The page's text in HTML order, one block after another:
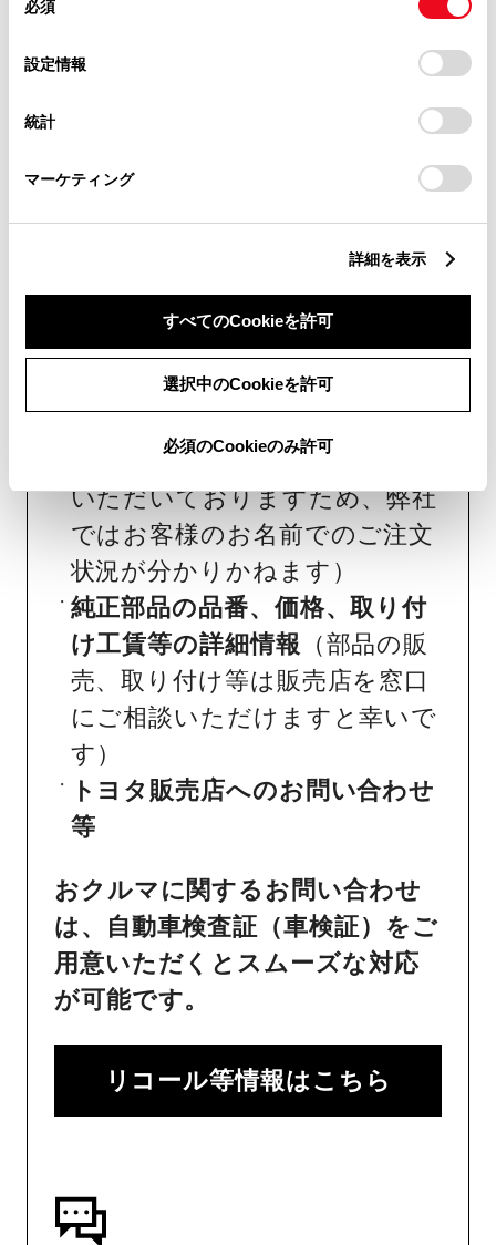
デバイスにすべてのCookie(クッキー)が保存されることに同
意したことになります。Cookie(クッキー)のオプトアウト、
設定の変更、同意を撤回したりするにあたっては、当社の
「Cookie（クッキー）情報の取り扱いについて
」をご覧くだ
必須
設定情報
統計
マーケティング
詳細を表示
すべてのCookieを許可
選択中のCookieを許可
必須のCookieのみ許可
以下のお問い合わせは、弊社お
客様相談センターに情報を集約し
ねるため、最寄りのトヨタ販売
店までご相談くださいますよう
おクルマの故障、点検、修理等
（販売店を窓口におクルマの状
態を診断する必要がございま
（販売店単位でオーダーを
いただいておりますため、弊社
ではお客様のお名前でのご注文
状況が分かりかねます）
純正部品の品番、価格、取り付
け工賃等の詳細情報 （部品の販
売、取り付け等は販売店を窓口
にご相談いただけますと幸いで
す）
トヨタ販売店へのお問い合わせ
等
おクルマに関するお問い合わせ
は、自動車検査証（車検証）をご
用意いただくとスムーズな対応
が可能です。
リコール等情報はこちら